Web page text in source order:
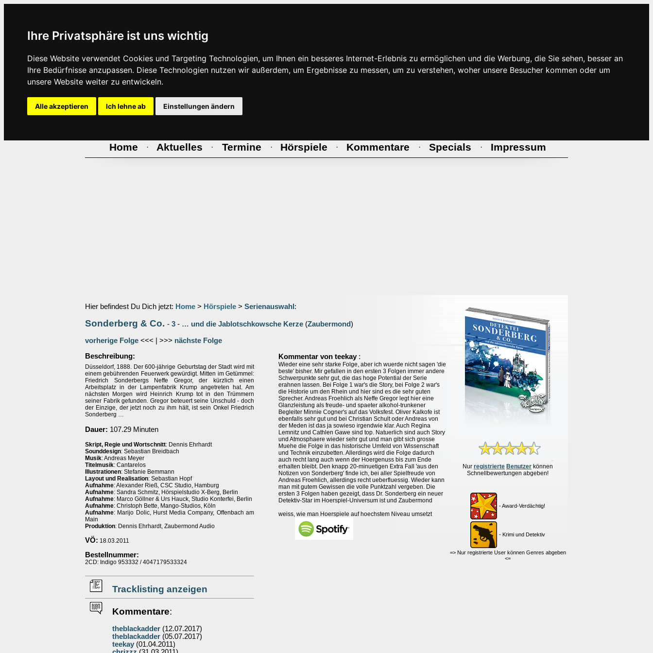
Ihre Privatsphäre ist uns wichtig
Diese Website verwendet Cookies und Targeting Technologien, um Ihnen ein besseres Internet-Erlebnis zu ermöglichen und die Werbung, die Sie sehen, besser an
Ihre Bedürfnisse anzupassen. Diese Technologien nutzen wir außerdem, um Ergebnisse zu messen, um zu verstehen, woher unsere Besucher kommen oder um
unsere Website weiter zu entwickeln.
Alle akzeptieren Ich lehne ab Einstellungen ändern
Home · Aktuelles · Termine · Hörspiele · Kommentare · Specials · Impressum
Hier befindest Du Dich jetzt: Home > Hörspiele > Serienauswahl :
Sonderberg & Co. - 3 - … und die Jablotschkowsche Kerze (Zaubermond)
vorherige Folge <<< | >>> nächste Folge
Nur registrierte Benutzer können
Schnellbewertungen abgeben!
- Award-Verdächtig!
- Krimi und Detektiv
=> Nur registrierte User können Genres abgeben
<=
Beschreibung:
Düsseldorf, 1888. Der 600-jährige Geburtstag der Stadt wird mit
einem gebührenden Feuerwerk gewürdigt. Mitten im Getümmel:
Friedrich Sonderbergs Neffe Gregor, der kürzlich einen
Arbeitsplatz in der Lampenfabrik Krump angetreten hat. Am
nächsten Morgen wird Heinrich Krump tot in den Trümmern
seiner Fabrik gefunden. Gregor beteuert seine Unschuld - doch
der Einzige, der jetzt noch zu ihm hält, ist sein Onkel Friedrich
Sonderberg …
Dauer: 107.29 Minuten
Skript, Regie und Wortschnitt: Dennis Ehrhardt
Sounddesign: Sebastian Breidbach
Musik: Andreas Meyer
Titelmusik: Cantarelos
Illustrationen: Stefanie Bemmann
Layout und Realisation: Sebastian Hopf
Aufnahme: Alexander Rieß, CSC Studio, Hamburg
Aufnahme: Sandra Schmitz, Hörspielstudio X-Berg, Berlin
Aufnahme: Marco Göllner & Urs Hauck, Studio Konterfei, Berlin
Aufnahme: Christoph Bette, Mango-Studios, Köln
Aufnahme: Marijo Dolic, Hurst Media Company, Offenbach am
Main
Produktion: Dennis Ehrhardt, Zaubermond Audio
VÖ: 18.03.2011
Bestellnummer:
2CD: Indigo 953332 / 4047179533324
Tracklisting anzeigen
Kommentare:
theblackadder (12.07.2017)
theblackadder (05.07.2017)
teekay (01.04.2011)
Kommentar von teekay :
Wieder eine sehr starke Folge, aber ich wuerde nicht sagen 'die
beste' bisher. Mir gefallen in den ersten 3 Folgen immer andere
Schwerpunkte sehr gut, die das hoge Potential der Serie
erahnen lassen. Bei Folge 1 war's die Story, bei Folge 2 war's
die Historie um den Rhein und hier sind es die sehr guten
Sprecher. Andreas Froehlich als Neffe Gregor legt hier eine
Glanzleistung als freude- und spaeter alkohol-trunkener
Begleiter Minnie Cogner's auf das Volksfest. Oliver Kalkofe ist
ebenfalls sehr gut und bei Christian Schult oder Andreas von
der Meden ist das ja sowieso irgendwie klar. Auch Regina
Lemnitz und Cathlen Gawe sind top. Natuerlich sind auch Story
und Atmosphaere wieder sehr gut und man gibt sich grosse
Muehe die Folge in das historische Umfeld von Wissenschaft
und Technik einzubetten. Allerdings wird die Folge dadurch
auch recht lang auch wenn der Hoergenuss bis zum Ende
erhalten bleibt. Den knapp 20-minuetigen Extra Fall 'aus den
Notizen von Sonderberg' finde ich, bei aller Spielfreude von
Andreas Froehlich, allerdings recht ueberfluessig. Wieder kann
man mit gutem Gewissen die volle Punktzahl vergeben. Die
ersten 3 Folgen haben gezeigt, dass Dr. Sonderberg ein neuer
Detektiv-Star im Hoerspiel-Universum ist und Zaubermond
weiss, wie man Hoerspiele auf hoechstem Niveau umsetzt